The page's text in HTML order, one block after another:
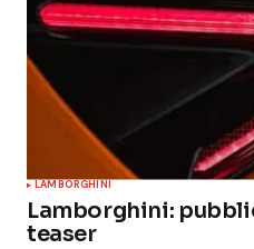
LAMBORGHINI
Lamborghini:
teaser